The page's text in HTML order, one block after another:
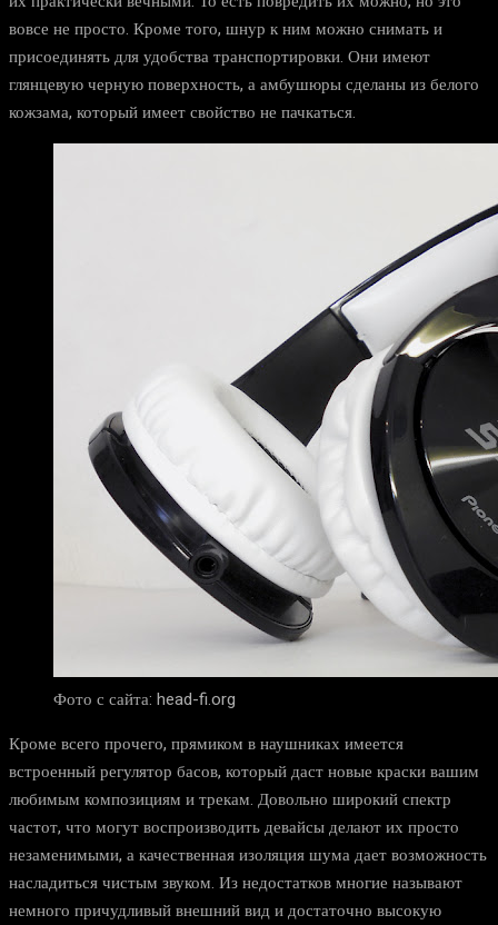
вовсе не просто. Кроме того, шнур к ним можно снимать и
присоединять для удобства транспортировки. Они имеют
глянцевую черную поверхность, а амбушюры сделаны из белого
кожзама, который имеет свойство не пачкаться.
Фото с сайта: head-fi.org
Кроме всего прочего, прямиком в наушниках имеется
встроенный регулятор басов, который даст новые краски вашим
любимым композициям и трекам. Довольно широкий спектр
частот, что могут воспроизводить девайсы делают их просто
незаменимыми, а качественная изоляция шума дает возможность
насладиться чистым звуком. Из недостатков многие называют
немного причудливый внешний вид и достаточно высокую